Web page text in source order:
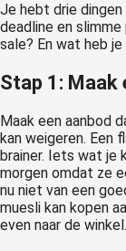
Je hebt drie dingen
deadline en
sale? En wat heb
Stap 1: Maak
Maak een aanbod
kan weigeren. Een
brainer. Iets wat je
morgen omdat ze
nu niet van een
muesli kan kopen
even naar de winkel.